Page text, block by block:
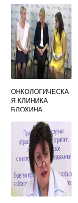
ОНКОЛОГИЧЕСКА
Я КЛИНИКА
БЛОХИНА